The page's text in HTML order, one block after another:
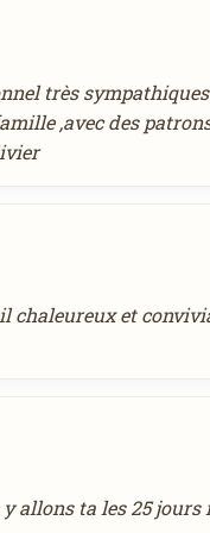
très
,avec des
chaleureux et
allons ta les 25